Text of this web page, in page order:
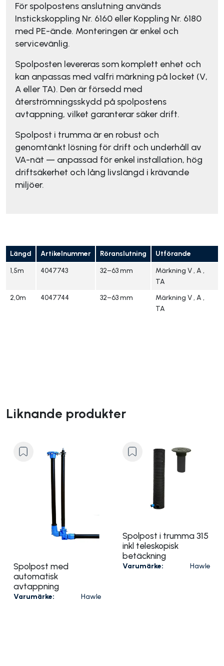
För spolpostens anslutning används
Instickskoppling Nr. 6160 eller Koppling Nr. 6180
med PE-ände. Monteringen är enkel och
servicevänlig.
Spolposten levereras som komplett enhet och
kan anpassas med valfri märkning på locket (V,
A eller TA). Den är försedd med
återströmningsskydd på spolpostens
avtappning, vilket garanterar säker drift.
Spolpost i trumma är en robust och
genomtänkt lösning för drift och underhåll av
VA-nät — anpassad för enkel installation, hög
driftsäkerhet och lång livslängd i krävande
miljöer.
Längd Artikelnummer Röranslutning
Utförande
1,5m
4047743 32–63 mm
Märkning V , A ,
TA
2,0m
4047744 32–63 mm
Märkning V , A ,
TA
Liknande produkter
Spolpost med
automatisk
avtappning
Varumärke: Hawle
Spolpost i trumma 315
inkl teleskopisk
betäckning
Varumärke: Hawle